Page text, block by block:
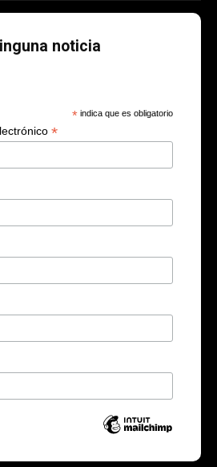
noticia
* indica que es obligatorio
*